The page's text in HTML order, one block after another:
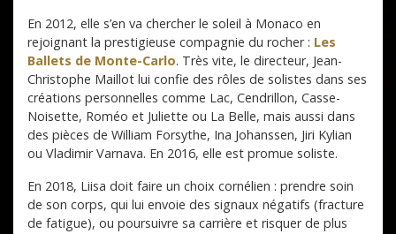
En 2012, elle s’en va chercher le soleil à Monaco en
rejoignant la prestigieuse compagnie du rocher : Les
Ballets de Monte-Carlo. Très vite, le directeur, Jean-
Christophe Maillot lui confie des rôles de solistes dans ses
créations personnelles comme Lac, Cendrillon, Casse-
Noisette, Roméo et Juliette ou La Belle, mais aussi dans
des pièces de William Forsythe, Ina Johanssen, Jiri Kylian
ou Vladimir Varnava. En 2016, elle est promue soliste.
En 2018, Liisa doit faire un choix cornélien : prendre soin
de son corps, qui lui envoie des signaux négatifs (fracture
de fatigue), ou poursuivre sa carrière et risquer de plus